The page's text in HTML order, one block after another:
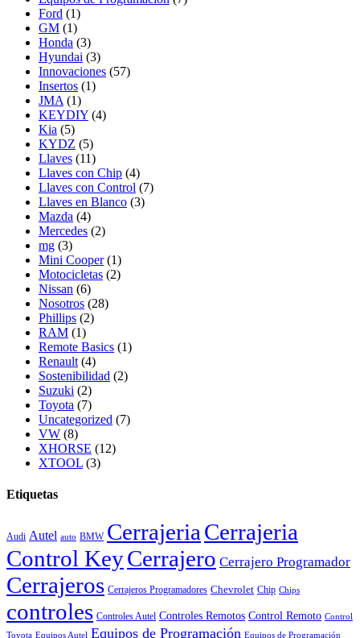
Ford (1)
GM (1)
Honda (3)
Hyundai (3)
Innovaciones (57)
Insertos (1)
JMA (1)
KEYDIY (4)
Kia (5)
KYDZ (5)
Llaves (11)
Llaves con Chip (4)
Llaves con Control (7)
Llaves en Blanco (3)
Mazda (4)
Mercedes (2)
mg (3)
Mini Cooper (1)
Motocicletas (2)
Nissan (6)
Nosotros (28)
Phillips (2)
RAM (1)
Remote Basics (1)
Renault (4)
Sostenibilidad (2)
Suzuki (2)
Toyota (7)
Uncategorized (7)
VW (8)
XHORSE (12)
XTOOL (3)
Etiquetas
Audi Autel auto BMW Cerrajeria Cerrajeria
Control KeyCerrajero Cerrajero Programador
Cerrajeros Cerrajeros Programadores Chevrolet Chip Chips
controles Controles Autel Controles Remotos Control Remoto Control
Toyota Equipos Autel Equipos de Programación Equipos de Programación